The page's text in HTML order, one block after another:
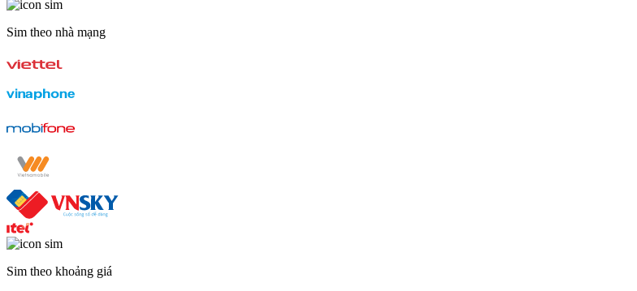
Sim theo nhà mạng
Sim theo khoảng giá